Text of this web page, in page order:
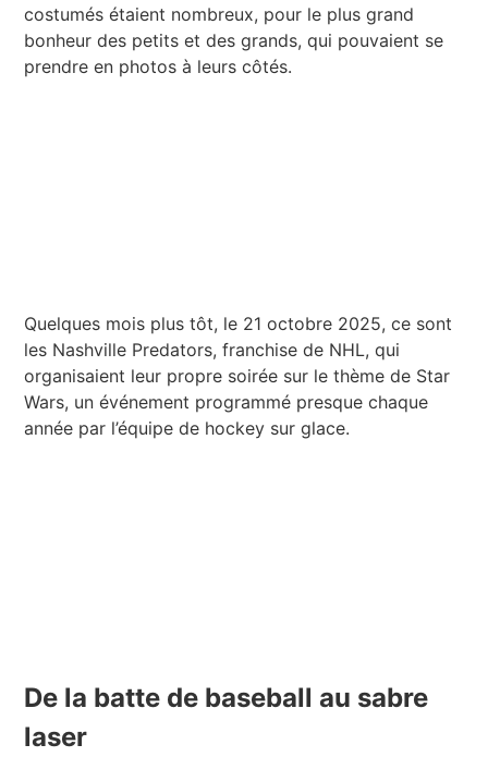
costumés étaient nombreux, pour le plus grand
bonheur des petits et des grands, qui pouvaient se
prendre en photos à leurs côtés.
Quelques mois plus tôt, le 21 octobre 2025, ce sont
les Nashville Predators, franchise de NHL, qui
organisaient leur propre soirée sur le thème de Star
Wars, un événement programmé presque chaque
année par l’équipe de hockey sur glace.
De la batte de baseball au sabre
laser